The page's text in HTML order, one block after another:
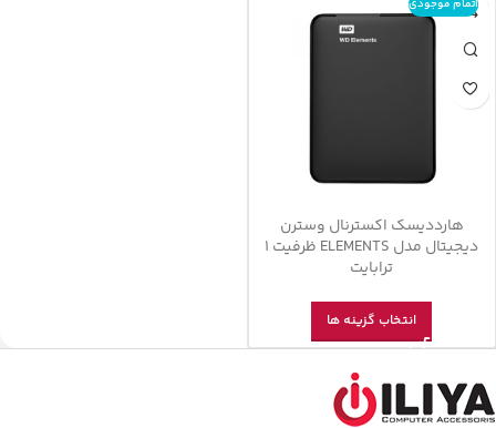
اتمام موجودی
هاردديسک اکسترنال وسترن
ديجيتال مدل ELEMENTS ظرفيت 1
ترابايت
انتخاب گزینه ها